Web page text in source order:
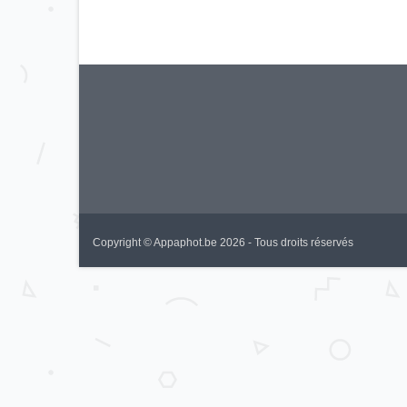
Copyright © Appaphot.be 2026 - Tous droits réservés